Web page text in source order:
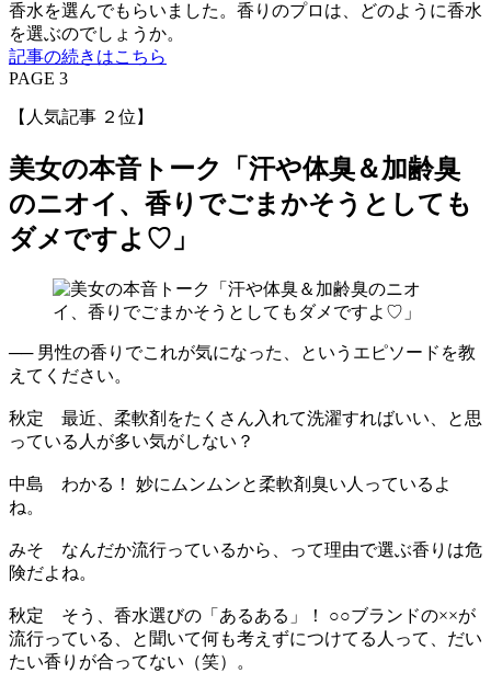
香水を選んでもらいました。香りのプロは、どのように香水
を選ぶのでしょうか。
記事の続きはこちら
PAGE 3
【人気記事 ２位】
美女の本音トーク「汗や体臭＆加齢臭
のニオイ、香りでごまかそうとしても
ダメですよ♡」
── 男性の香りでこれが気になった、というエピソードを教
えてください。
秋定 最近、柔軟剤をたくさん入れて洗濯すればいい、と思
っている人が多い気がしない？
中島 わかる！ 妙にムンムンと柔軟剤臭い人っているよ
ね。
みそ なんだか流行っているから、って理由で選ぶ香りは危
険だよね。
秋定 そう、香水選びの「あるある」！ ○○ブランドの××が
流行っている、と聞いて何も考えずにつけてる人って、だい
たい香りが合ってない（笑）。